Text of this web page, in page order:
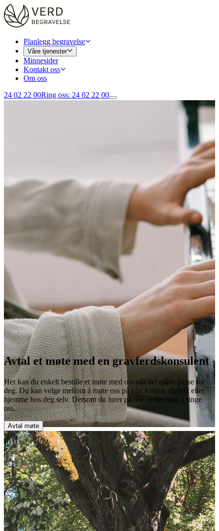
Planlegg begravelse
Våre tjenester
Minnesider
Kontakt oss
Om oss
24 02 22 00Ring oss: 24 02 22 00
Ditt lokale begravelsesbyråi Sarpsborg
Verd Begravelse Sarpsborg bistår med gravferd i Sarpsborg og
resten av Østfold.
Ring oss:69 31 38 32
Avtal et møte med en gravferdskonsulent
Her kan du enkelt bestille et møte med oss når det måtte passe for
deg. Du kan velge mellom å møte oss på vårt kontor, digitalt eller
hjemme hos deg selv. Dersom du lurer på noe er det bare å ringe
oss.
Avtal møte